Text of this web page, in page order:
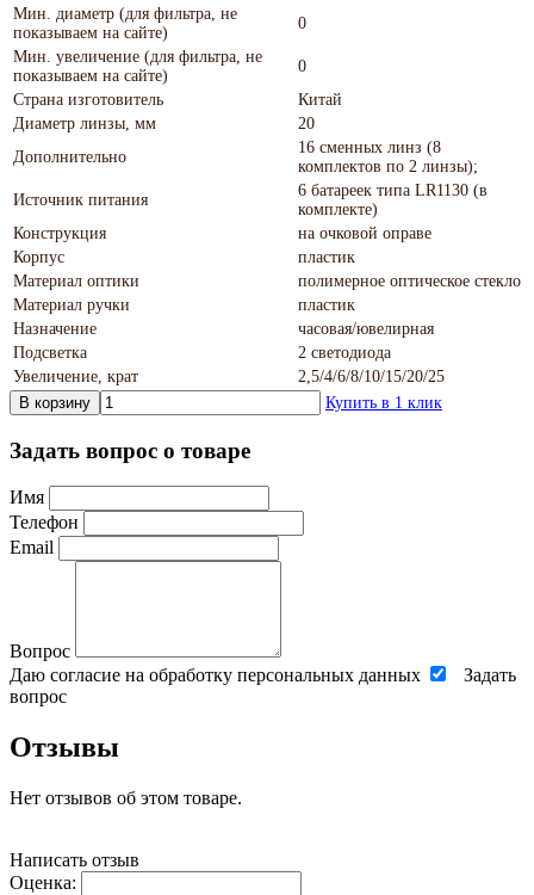
Мин. диаметр (для фильтра, не
показываем на сайте)
0
Мин. увеличение (для фильтра, не
показываем на сайте)
0
Страна изготовитель
Китай
Диаметр линзы, мм
20
Дополнительно
16 сменных линз (8
комплектов по 2 линзы);
Источник питания
6 батареек типа LR1130 (в
комплекте)
Конструкция
на очковой оправе
Корпус
пластик
Материал оптики
полимерное оптическое стекло
Материал ручки
пластик
Назначение
часовая/ювелирная
Подсветка
2 светодиода
Увеличение, крат
2,5/4/6/8/10/15/20/25
В корзину
Купить в 1 клик
Задать вопрос о товаре
Имя
Телефон
Email
Вопрос
Даю согласие на обработку персональных данных
Задать
вопрос
Отзывы
Нет отзывов об этом товаре.
Написать отзыв
Оценка: